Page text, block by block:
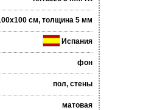
см, толщина 5 мм
Испания
фон
пол, стены
матовая